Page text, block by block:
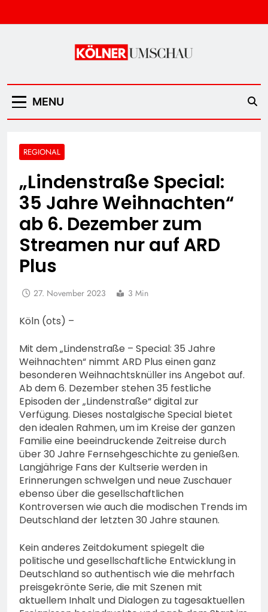
to
Kölner Umschau
MENU
REGIONAL
„Lindenstraße Special:
35 Jahre Weihnachten“
ab 6. Dezember zum
Streamen nur auf ARD
Plus
27. November 2023 3 Min
Köln (ots) –
Mit dem „Lindenstraße – Special: 35 Jahre
Weihnachten“ nimmt ARD Plus einen ganz
besonderen Weihnachtsknüller ins Angebot auf.
Ab dem 6. Dezember stehen 35 festliche
Episoden der „Lindenstraße“ digital zur
Verfügung. Dieses nostalgische Special bietet
den idealen Rahmen, um im Kreise der ganzen
Familie eine beeindruckende Zeitreise durch
über 30 Jahre Fernsehgeschichte zu genießen.
Langjährige Fans der Kultserie werden in
Erinnerungen schwelgen und neue Zuschauer
ebenso über die gesellschaftlichen
Kontroversen wie auch die modischen Trends im
Deutschland der letzten 30 Jahre staunen.
Kein anderes Zeitdokument spiegelt die
politische und gesellschaftliche Entwicklung in
Deutschland so authentisch wie die mehrfach
preisgekrönte Serie, die mit Szenen mit
aktuellem Inhalt und Dialogen zu tagesaktuellen